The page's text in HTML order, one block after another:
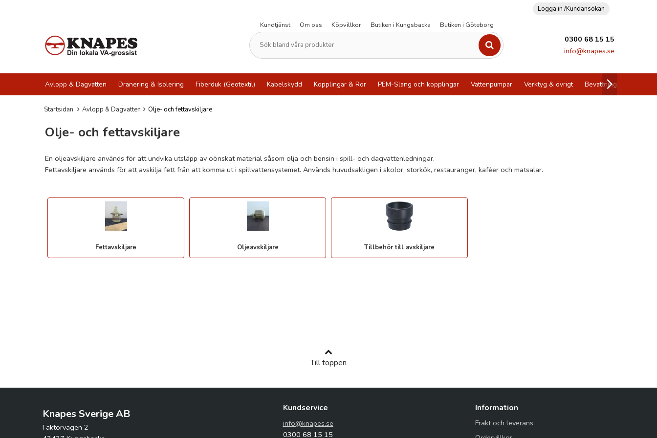
Logga in /Kundansökan
Kundtjänst
Om oss Köpvillkor Butiken i Kungsbacka Butiken i Göteborg
0300 68 15 15
info@knapes.se
Avlopp & Dagvatten Dränering & Isolering Fiberduk (Geotextil) Kabelskydd Kopplingar & Rör PEM-Slang och kopplingar Vattenpumpar Verktyg & övrigt Bevattning
Startsidan Avlopp & Dagvatten Olje- och fettavskiljare
Olje- och fettavskiljare
En oljeavskiljare används för att undvika utsläpp av oönskat material såsom olja och bensin i spill- och dagvattenledningar.
Fettavskiljare används för att avskilja fett från att komma ut i spillvattensystemet. Används huvudsakligen i skolor, storkök, restauranger, kaféer och matsalar.
Fettavskiljare Oljeavskiljare Tillbehör till avskiljare
Till toppen
Knapes Sverige AB
Faktorvägen 2
Kundservice
info@knapes.se
0300 68 15 15
Information
Frakt och leverans